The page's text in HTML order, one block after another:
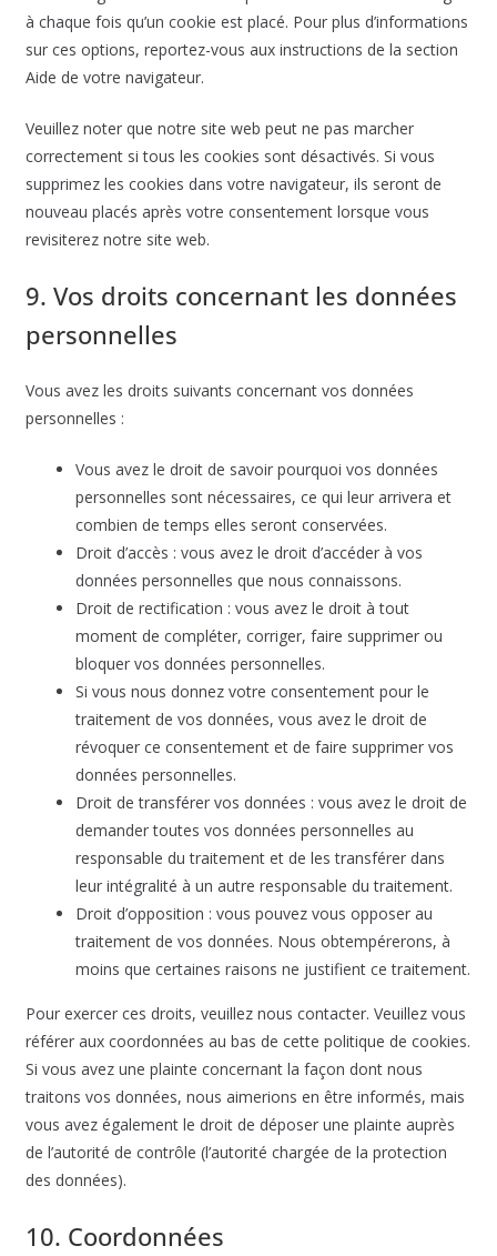
à chaque fois qu’un cookie est placé. Pour plus d’informations
sur ces options, reportez-vous aux instructions de la section
Aide de votre navigateur.
Veuillez noter que notre site web peut ne pas marcher
correctement si tous les cookies sont désactivés. Si vous
supprimez les cookies dans votre navigateur, ils seront de
nouveau placés après votre consentement lorsque vous
revisiterez notre site web.
9. Vos droits concernant les données
personnelles
Vous avez les droits suivants concernant vos données
personnelles :
Vous avez le droit de savoir pourquoi vos données
personnelles sont nécessaires, ce qui leur arrivera et
combien de temps elles seront conservées.
Droit d’accès : vous avez le droit d’accéder à vos
données personnelles que nous connaissons.
Droit de rectification : vous avez le droit à tout
moment de compléter, corriger, faire supprimer ou
bloquer vos données personnelles.
Si vous nous donnez votre consentement pour le
traitement de vos données, vous avez le droit de
révoquer ce consentement et de faire supprimer vos
données personnelles.
Droit de transférer vos données : vous avez le droit de
demander toutes vos données personnelles au
responsable du traitement et de les transférer dans
leur intégralité à un autre responsable du traitement.
Droit d’opposition : vous pouvez vous opposer au
traitement de vos données. Nous obtempérerons, à
moins que certaines raisons ne justifient ce traitement.
Pour exercer ces droits, veuillez nous contacter. Veuillez vous
référer aux coordonnées au bas de cette politique de cookies.
Si vous avez une plainte concernant la façon dont nous
traitons vos données, nous aimerions en être informés, mais
vous avez également le droit de déposer une plainte auprès
de l’autorité de contrôle (l’autorité chargée de la protection
des données).
10. Coordonnées